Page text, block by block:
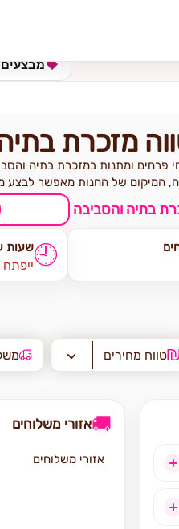
מבצעים
מזכרת
פרחים ומתנות במזכרת בתיה
המיקום של החנות מאפשר לבצע
שעות
08:00-🕘
טווח מחירים
🚚אזורי משלוחים
אזורי משלוחים